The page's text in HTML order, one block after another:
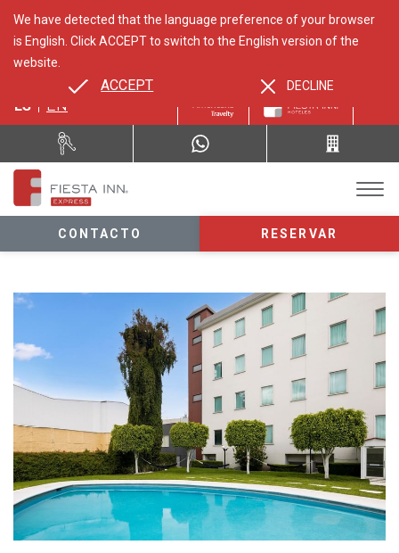
ES EN
CONTACTO RESERVAR
We have detected that the language preference of your browser
is English. Click ACCEPT to switch to the English version of the
website.
ACCEPT DECLINE